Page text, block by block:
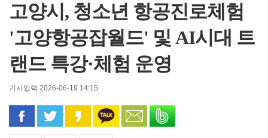
고양시, 청소년 항공진로체험
'고양항공잡월드' 및 AI시대 트
랜드 특강·체험 운영
기사입력 2026-06-19 14:15
페이스북으로 공유
트위터로 공유카카오 스토리로 공유
카카오톡으로 공유
문자로 공유